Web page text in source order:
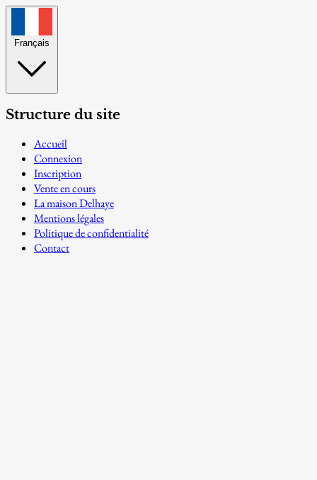
Français
Structure du site
Accueil
Connexion
Inscription
Vente en cours
La maison Delhaye
Mentions légales
Politique de confidentialité
Contact